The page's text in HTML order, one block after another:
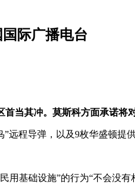
际广播电台
当其冲。莫斯科方面承诺将
程导弹，以及9枚华盛顿提
基础设施”的行为“不会没有